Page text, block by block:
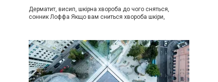
Дерматит, висип, шкірна хвороба до чого сняться,
сонник Лоффа Якщо вам сниться хвороба шкіри,